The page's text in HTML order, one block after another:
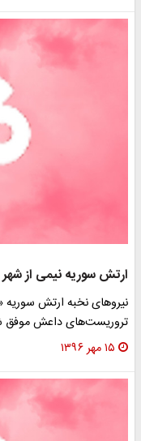
ارتش سوریه نیمی از شهر
نیروهای نخبه ارتش سوریه
تروریست‌های داعش موفق شدند 50 درصد از شهر
۱۵ مهر ۱۳۹۶